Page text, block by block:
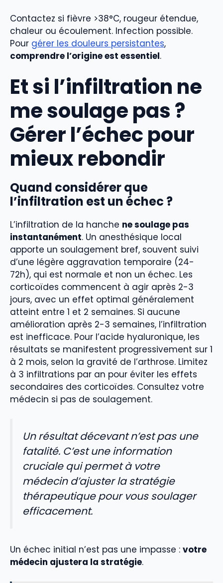
Contactez si fièvre >38°C, rougeur étendue,
chaleur ou écoulement. Infection possible.
Pour gérer les douleurs persistantes,
comprendre l’origine est essentiel.
Et si l’infiltration ne
me soulage pas ?
Gérer l’échec pour
mieux rebondir
Quand considérer que
l’infiltration est un échec ?
L’infiltration de la hanche ne soulage pas
instantanément. Un anesthésique local
apporte un soulagement bref, souvent suivi
d’une légère aggravation temporaire (24-
72h), qui est normale et non un échec. Les
corticoïdes commencent à agir après 2-3
jours, avec un effet optimal généralement
atteint entre 1 et 2 semaines. Si aucune
amélioration après 2-3 semaines, l’infiltration
est inefficace. Pour l’acide hyaluronique, les
résultats se manifestent progressivement sur 1
à 2 mois, selon la gravité de l’arthrose. Limitez
à 3 infiltrations par an pour éviter les effets
secondaires des corticoïdes. Consultez votre
médecin si pas de soulagement.
Un résultat décevant n’est pas une
fatalité. C’est une information
cruciale qui permet à votre
médecin d’ajuster la stratégie
thérapeutique pour vous soulager
efficacement.
Un échec initial n’est pas une impasse : votre
médecin ajustera la stratégie.